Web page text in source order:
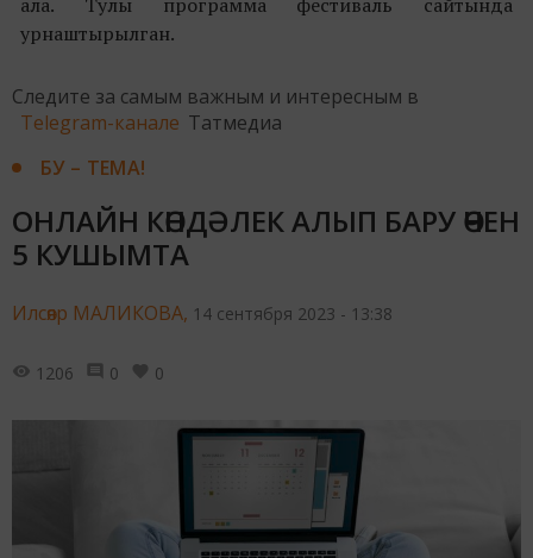
урнаштырылган.
Следите за самым важным и интересным в
Telegram-канале Татмедиа
БУ – ТЕМА!
ОНЛАЙН КӨНДӘЛЕК АЛЫП БАРУ ӨЧЕН
5 КУШЫМТА
Илсөяр МАЛИКОВА, 14 сентября 2023 - 13:38
1206 0 0